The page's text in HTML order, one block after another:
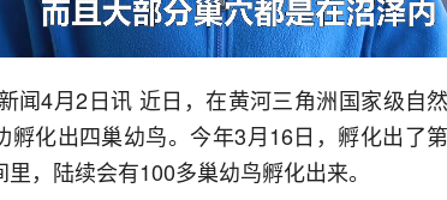
闻4月2日讯 近日，在黄河三角洲国家级自
孵化出四巢幼鸟。今年3月16日，孵化出了
，陆续会有100多巢幼鸟孵化出来。